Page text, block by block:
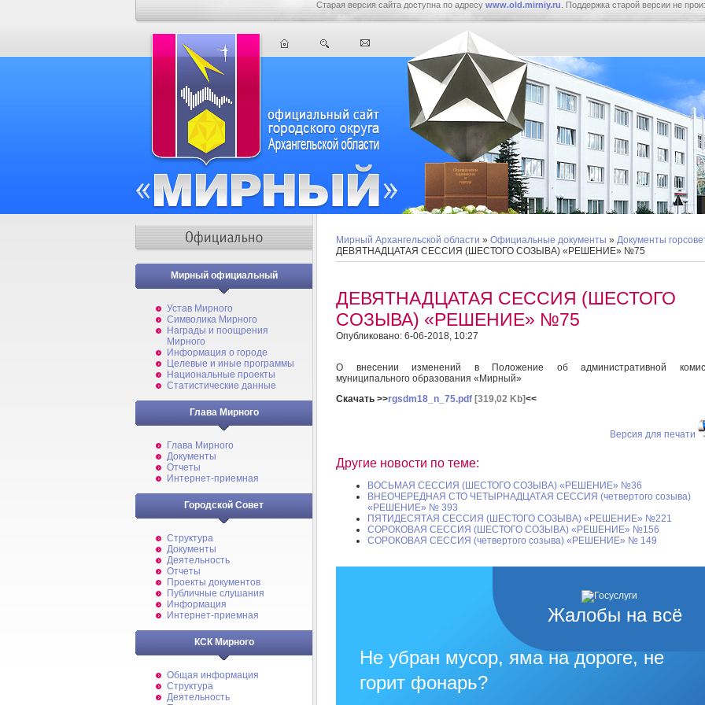
Старая версия сайта доступна по адресу www.old.mirniy.ru . Поддержка старой версии не
Мирный официальный
Устав Мирного
Символика Мирного
Награды и поощрения
Мирного
Информация о городе
Целевые и иные программы
Национальные проекты
Статистические данные
Глава Мирного
Глава Мирного
Документы
Отчеты
Интернет-приемная
Городской Совет
Структура
Документы
Деятельность
Отчеты
Проекты документов
Публичные слушания
Информация
Интернет-приемная
КСК Мирного
Общая информация
Структура
Деятельность
Мирный Архангельской области » Официальные документы » Документы
ДЕВЯТНАДЦАТАЯ СЕССИЯ (ШЕСТОГО СОЗЫВА) «РЕШЕНИЕ» №75
ДЕВЯТНАДЦАТАЯ СЕССИЯ (ШЕСТОГО
СОЗЫВА) «РЕШЕНИЕ» №75
Опубликовано: 6-06-2018, 10:27
О внесении изменений в Положение об административной
муниципального образования «Мирный»
Скачать >>rgsdm18_n_75.pdf [319,02 Kb]<<
Версия для печати
Другие новости по теме:
ВОСЬМАЯ СЕССИЯ (ШЕСТОГО СОЗЫВА) «РЕШЕНИЕ» №36
ВНЕОЧЕРЕДНАЯ СТО ЧЕТЫРНАДЦАТАЯ СЕССИЯ (четвертого созыва)
«РЕШЕНИЕ» № 393
ПЯТИДЕСЯТАЯ СЕССИЯ (ШЕСТОГО СОЗЫВА) «РЕШЕНИЕ» №221
СОРОКОВАЯ СЕССИЯ (ШЕСТОГО СОЗЫВА) «РЕШЕНИЕ» №156
СОРОКОВАЯ СЕССИЯ (четвертого созыва) «РЕШЕНИЕ» № 149
Жалобы на всё
Не убран мусор, яма на дороге, не
горит фонарь?